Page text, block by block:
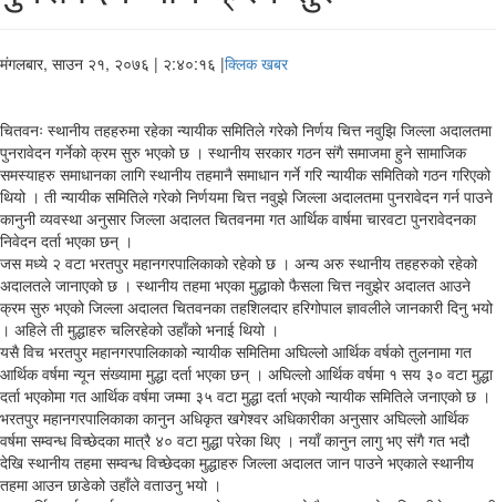
मंगलबार, साउन २१, २०७६ | २:४०:१६ |क्लिक खबर
चितवनः स्थानीय तहहरुमा रहेका न्यायीक समितिले गरेको निर्णय चित्त नवुझि जिल्ला अदालतमा
पुनरावेदन गर्नेको क्रम सुरु भएको छ । स्थानीय सरकार गठन संगै समाजमा हुने सामाजिक
समस्याहरु समाधानका लागि स्थानीय तहमानै समाधान गर्ने गरि न्यायीक समितिको गठन गरिएको
थियो । ती न्यायीक समितिले गरेको निर्णयमा चित्त नवुझे जिल्ला अदालतमा पुनरावेदन गर्न पाउने
कानुनी व्यवस्था अनुसार जिल्ला अदालत चितवनमा गत आर्थिक वार्षमा चारवटा पुनरावेदनका
निवेदन दर्ता भएका छन् ।
जस मध्ये २ वटा भरतपुर महानगरपालिकाको रहेको छ । अन्य अरु स्थानीय तहहरुको रहेको
अदालतले जानाएको छ । स्थानीय तहमा भएका मुद्धाको फैसला चित्त नवुझेर अदालत आउने
क्रम सुरु भएको जिल्ला अदालत चितवनका तहशिलदार हरिगोपाल ज्ञावलीले जानकारी दिनु भयो
। अहिले ती मुद्धाहरु चलिरहेको उहाँको भनाई थियो ।
यसै विच भरतपुर महानगरपालिकाको न्यायीक समितिमा अघिल्लो आर्थिक वर्षको तुलनामा गत
आर्थिक वर्षमा न्यून संख्यामा मुद्धा दर्ता भएका छन् । अघिल्लो आर्थिक वर्षमा १ सय ३० वटा मुद्धा
दर्ता भएकोमा गत आर्थिक वर्षमा जम्मा ३५ वटा मुद्धा दर्ता भएको न्यायीक समितिले जनाएको छ ।
भरतपुर महानगरपालिकाका कानुन अधिकृत खगेश्वर अधिकारीका अनुसार अघिल्लो आर्थिक
वर्षमा सम्वन्ध विच्छेदका मात्रै ४० वटा मुद्धा परेका थिए । नयाँ कानुन लागु भए संगै गत भदौ
देखि स्थानीय तहमा सम्वन्ध विच्छेदका मुद्धाहरु जिल्ला अदालत जान पाउने भएकाले स्थानीय
तहमा आउन छाडेको उहाँले वताउनु भयो ।